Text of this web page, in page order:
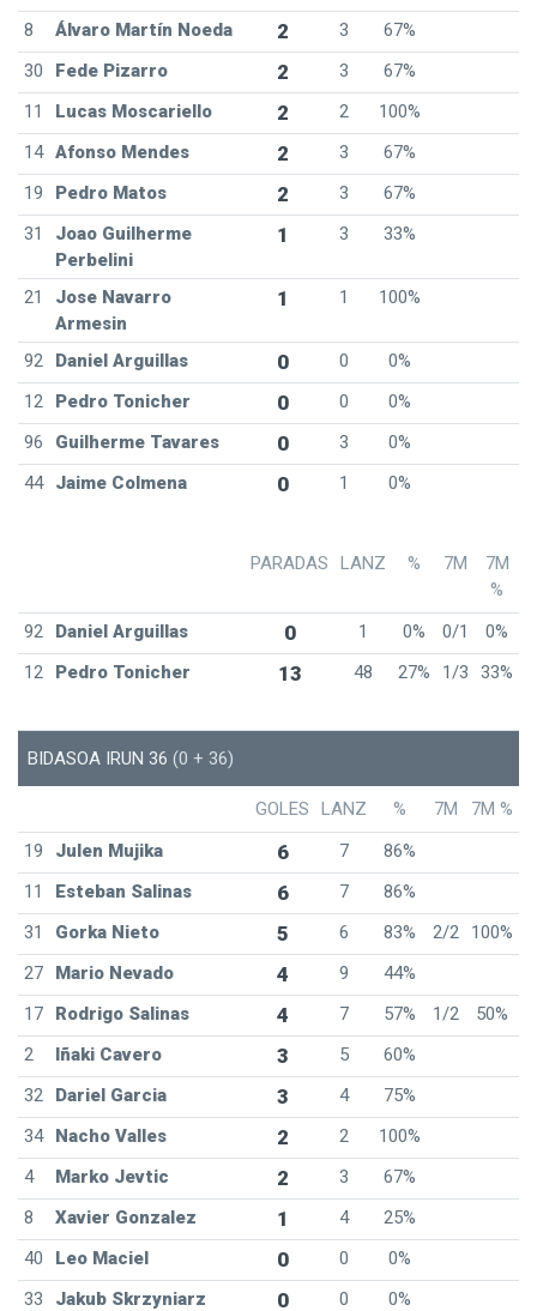
8
Álvaro Martín Noeda 2 3
67%
30
Fede Pizarro 2 3
67%
11
Lucas Moscariello 2 2
100%
14 Afonso Mendes 2 3
67%
19
Pedro Matos 2 3
67%
31
Joao Guilherme
Perbelini
1 3 33%
21
Jose Navarro
Armesin
1 1 100%
92 Daniel Arguillas 0 0
0%
12
Pedro Tonicher 0 0
0%
96
Guilherme Tavares 0 3
0%
44
Jaime Colmena 0 1 0%
PARADAS LANZ % 7M
7M
%
92
Daniel Arguillas 0 1 0% 0/1
0%
12
Pedro Tonicher 13 48 27% 1/3 33%
BIDASOA IRUN 36 (0 + 36)
GOLES LANZ % 7M
7M %
19
Julen Mujika 6 7
86%
11
Esteban Salinas 6 7
86%
31
Gorka Nieto 5 6 83% 2/2
100%
27
Mario Nevado 4 9
44%
17
Rodrigo Salinas 4 7 57% 1/2
50%
2
Iñaki Cavero 3 5
60%
32
Dariel Garcia 3 4
75%
34
Nacho Valles 2 2
100%
4
Marko Jevtic 2 3
67%
8
Xavier Gonzalez 1 4
25%
40
Leo Maciel 0 0
0%
33
Jakub Skrzyniarz 0 0 0%